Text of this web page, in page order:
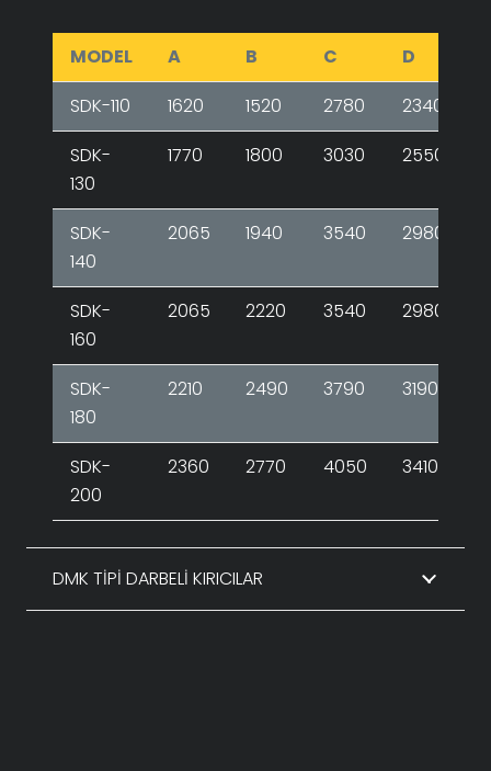
MODEL A B C D
SDK-110
1620 1520 2780 2340
SDK-
130
1770 1800 3030 2550
SDK-
140
2065 1940 3540 2980
SDK-
160
2065 2220 3540 2980
SDK-
180
2210 2490 3790 3190
SDK-
200
2360 2770 4050 3410
DMK TİPİ DARBELİ KIRICILAR